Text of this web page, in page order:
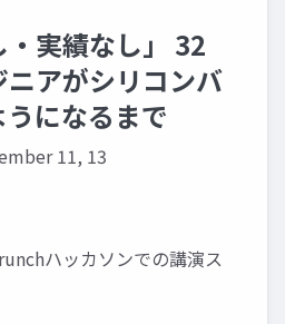
・実績なし」 32
アがシリコンバ
になるまで
11, 13
ハッカソンでの講演ス